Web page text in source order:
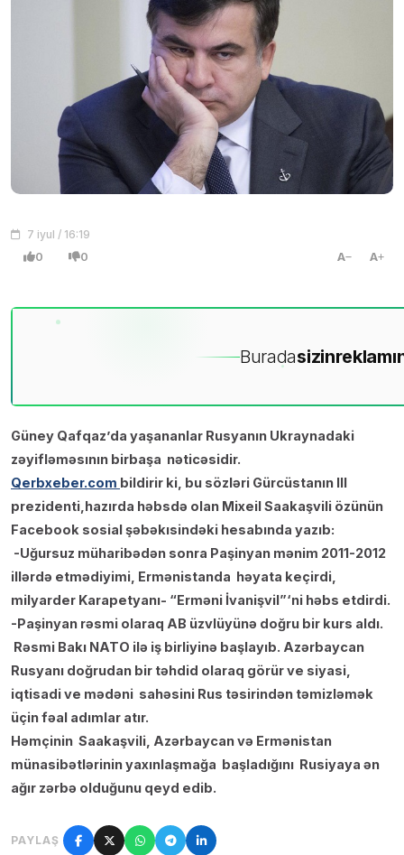
7 iyul / 16:19
0 0 A A
Buradasizin
Güney Qafqaz’da yaşananlar Rusyanın Ukraynadaki
zəyifləməsının birbaşa nəticəsidir.
Qerbxeber.com bildirir ki, bu sözləri Gürcüstanın III
prezidenti,hazırda həbsdə olan Mixeil Saakaşvili özünün
Facebook sosial şəbəkısindəki hesabında yazıb:
-Uğursuz müharibədən sonra Paşinyan mənim 2011-2012
illərdə etmədiyimi, Ermənistanda həyata keçirdi,
milyarder Karapetyanı- “Erməni İvanişvil”‘ni həbs etdirdi.
-Paşinyan rəsmi olaraq AB üzvlüyünə doğru bir kurs aldı.
Rəsmi Bakı NATO ilə iş birliyinə başlayıb. Azərbaycan
Rusyanı doğrudan bir təhdid olaraq görür ve siyasi,
iqtisadi ve mədəni sahəsini Rus təsirindən təmizləmək
üçin fəal adımlar atır.
Həmçinin Saakaşvili, Azərbaycan və Ermənistan
münasibətlərinin yaxınlaşmağa başladığını Rusiyaya ən
ağır zərbə olduğunu qeyd edib.
PAYLAŞ